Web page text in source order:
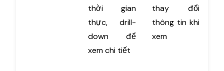
thời gian
thực, drill-
down để
xem chi tiết
thay đổi
thông tin khi
xem